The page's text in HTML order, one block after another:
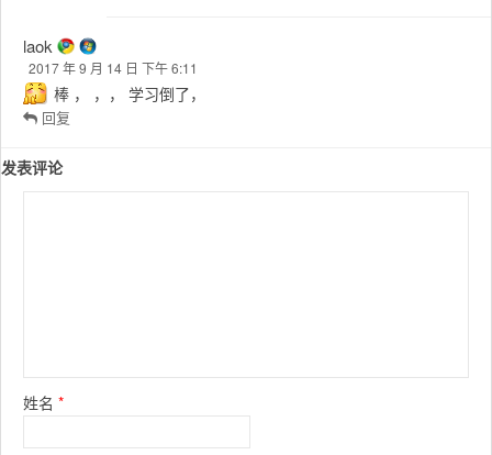
以了。大大这个应该是考虑到老设备，做了兼容处理
回复
发表评论